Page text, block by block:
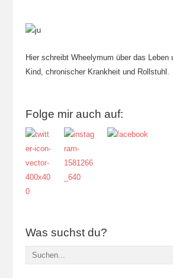
Hier schreibt Wheelymum über das Leben
Kind, chronischer Krankheit und Rollstuhl.
Folge mir auch auf:
Was suchst du?